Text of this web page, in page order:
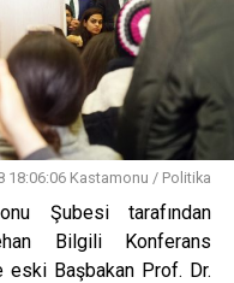
18:06:06 Kastamonu / Politika
Şubesi tarafından
Bilgili Konferans
eski Başbakan Prof. Dr.